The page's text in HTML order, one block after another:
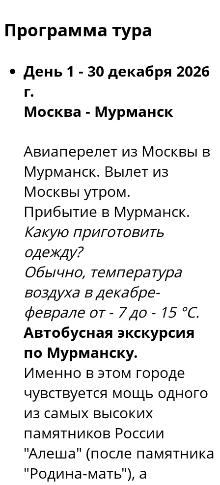
Программа тура
День 1 - 30 декабря 2026
г.
Москва - Мурманск
Авиаперелет из Москвы в
Мурманск. Вылет из
Москвы утром.
Прибытие в Мурманск.
Какую приготовить
одежду?
Обычно, температура
воздуха в декабре-
феврале от - 7 до - 15 °С.
Автобусная экскурсия
по Мурманску.
Именно в этом городе
чувствуется мощь одного
из самых высоких
памятников России
"Алеша" (после памятника
"Родина-мать"), а